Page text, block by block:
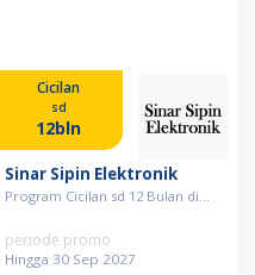
Cicilan
sd
12bln
Sinar Sipin Elektronik
Program Cicilan sd 12 Bulan di...
periode promo
Hingga 30 Sep 2027